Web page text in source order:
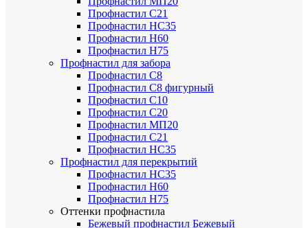
Профнастил С21
Профнастил НС35
Профнастил Н60
Профнастил Н75
Профнастил для забора
Профнастил С8
Профнастил С8 фигурный
Профнастил С10
Профнастил С20
Профнастил МП20
Профнастил С21
Профнастил НС35
Профнастил для перекрытий
Профнастил НС35
Профнастил Н60
Профнастил Н75
Оттенки профнастила
Бежевый профнастил Бежевый